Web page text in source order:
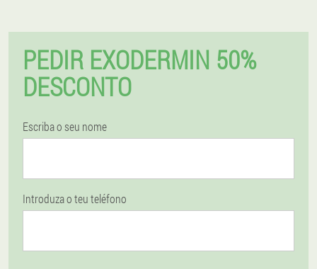
PEDIR EXODERMIN 50%
DESCONTO
Escriba o seu nome
Introduza o teu teléfono